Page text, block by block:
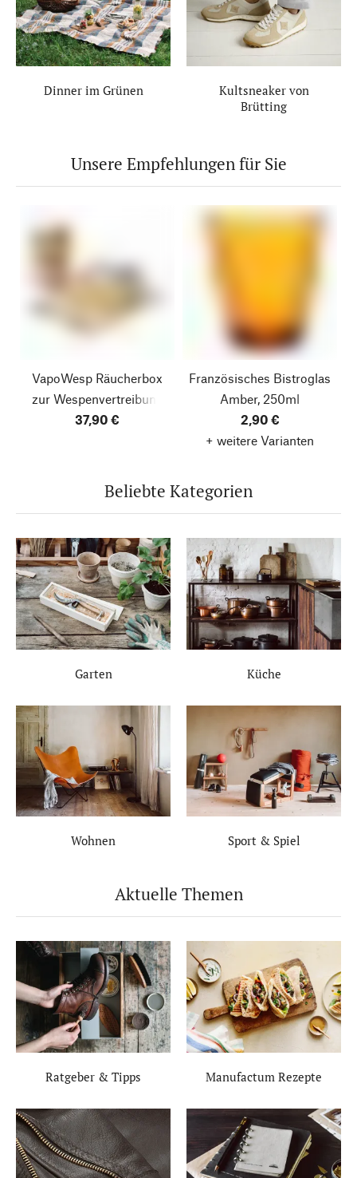
Dinner im Grünen
Kultsneaker von
Brütting
Unsere Empfehlungen für Sie
VapoWesp Räucherbox
zur Wespenvertreibung
37,90 €
Französisches Bistroglas
Amber, 250ml
2,90 €
+ weitere Varianten
Beliebte Kategorien
Garten Küche
Wohnen Sport & Spiel
Aktuelle Themen
Ratgeber & Tipps Manufactum Rezepte